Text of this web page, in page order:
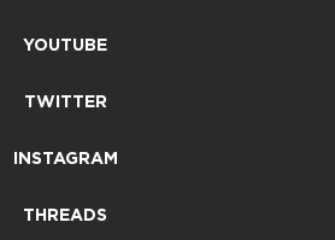
YOUTUBE
TWITTER
INSTAGRAM
THREADS